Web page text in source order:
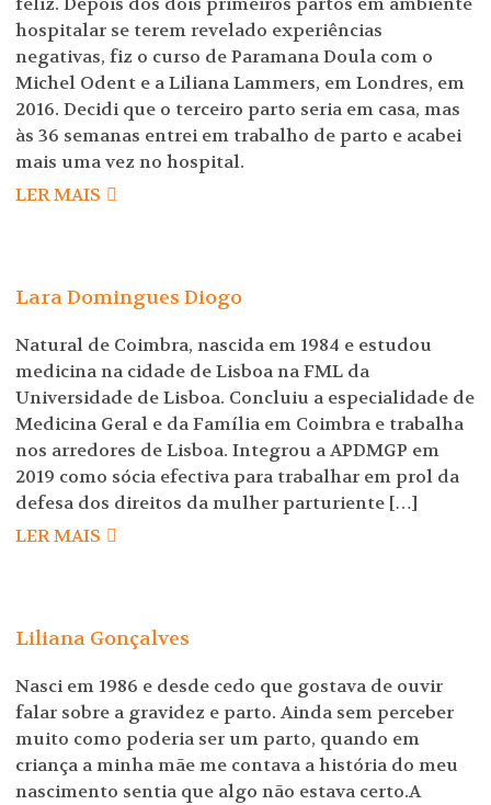
hospitalar se terem revelado experiências
negativas, fiz o curso de Paramana Doula com o
Michel Odent e a Liliana Lammers, em Londres, em
2016. Decidi que o terceiro parto seria em casa, mas
às 36 semanas entrei em trabalho de parto e acabei
mais uma vez no hospital.
LER MAIS
Lara Domingues Diogo
Natural de Coimbra, nascida em 1984 e estudou
medicina na cidade de Lisboa na FML da
Universidade de Lisboa. Concluiu a especialidade de
Medicina Geral e da Família em Coimbra e trabalha
nos arredores de Lisboa. Integrou a APDMGP em
2019 como sócia efectiva para trabalhar em prol da
defesa dos direitos da mulher parturiente […]
LER MAIS
Liliana Gonçalves
Nasci em 1986 e desde cedo que gostava de ouvir
falar sobre a gravidez e parto. Ainda sem perceber
muito como poderia ser um parto, quando em
criança a minha mãe me contava a história do meu
nascimento sentia que algo não estava certo.A